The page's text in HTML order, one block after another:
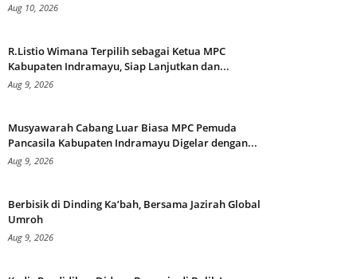
Aug 10, 2026
R.Listio Wimana Terpilih sebagai Ketua MPC
Kabupaten Indramayu, Siap Lanjutkan dan...
Aug 9, 2026
Musyawarah Cabang Luar Biasa MPC Pemuda
Pancasila Kabupaten Indramayu Digelar dengan...
Aug 9, 2026
Berbisik di Dinding Ka’bah, Bersama Jazirah Global
Umroh
Aug 9, 2026